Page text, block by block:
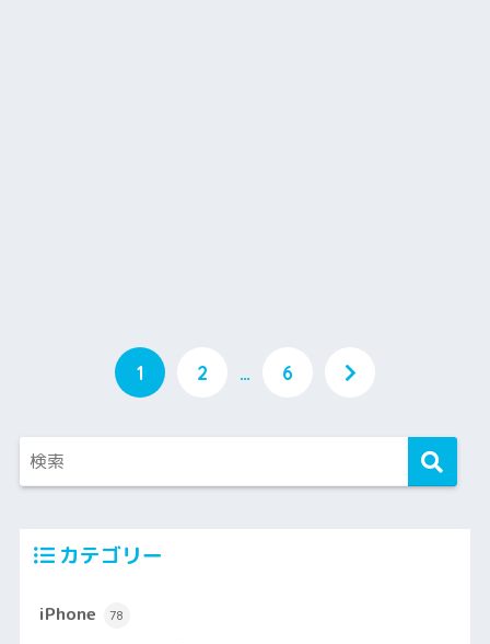
1 2 … 6
カテゴリー
iPhone 78